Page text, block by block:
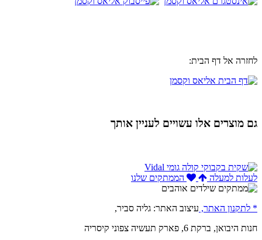
לחזרה אל דף הבית:
גם מוצרים אלו עשויים לעניין אותך
לעלות למעלה הממתקים שלנו
* לתקנון האתר, עיצוב האתר: גליה סביר,
חנות היבואן, ברקת 6, פארק תעשיה צפוני קיסריה